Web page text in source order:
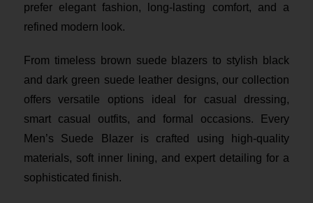
prefer elegant fashion, long-lasting comfort, and a
refined modern look.
From timeless brown suede blazers to stylish black
and dark green suede leather designs, our collection
offers versatile options ideal for casual dressing,
smart casual outfits, and formal occasions. Every
Men’s Suede Blazer is crafted using high-quality
materials, soft inner lining, and expert detailing for a
sophisticated finish.